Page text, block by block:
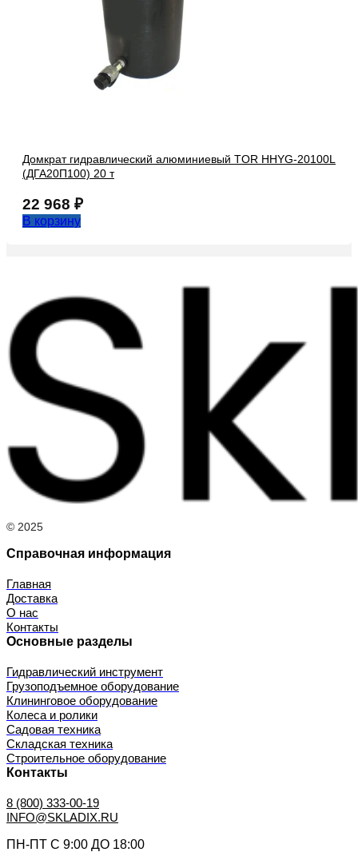
Домкрат гидравлический алюминиевый TOR HHYG-20100L
(ДГА20П100) 20 т
22 968 ₽
В корзину
© 2025
Справочная информация
Главная
Доставка
О нас
Контакты
Основные разделы
Гидравлический инструмент
Грузоподъемное оборудование
Клининговое оборудование
Колеса и ролики
Садовая техника
Складская техника
Строительное оборудование
Контакты
8 (800) 333-00-19
INFO@SKLADIX.RU
ПН-ПТ С 9:00 ДО 18:00